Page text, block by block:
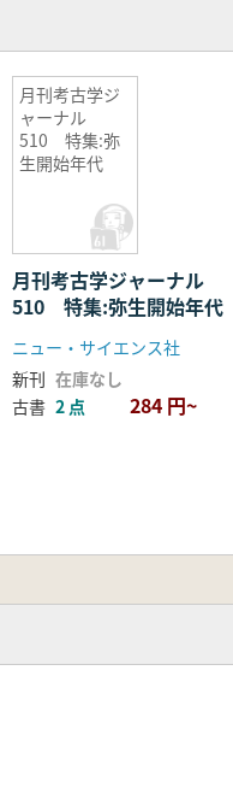
月刊考古学ジ
ャーナル
510 特集:弥
生開始年代
月刊考古学ジャーナル
510 特集:弥生開始年代
ニュー・サイエンス社
新刊 在庫なし
古書 2 点 284 円~